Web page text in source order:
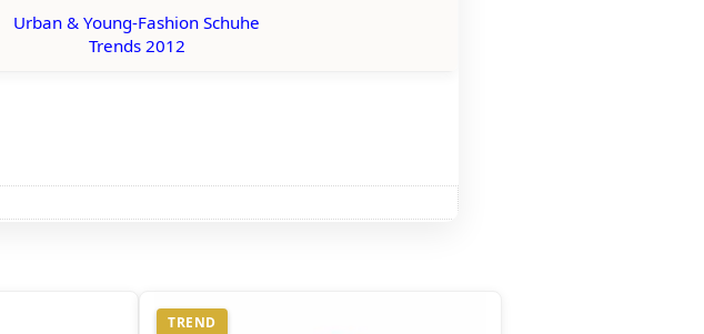
Urban & Young-Fashion Schuhe
Trends 2012
TREND